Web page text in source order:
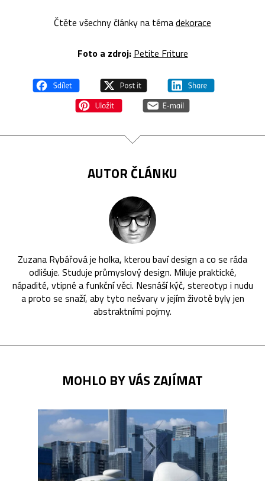
Čtěte všechny články na témadekorace
Foto a zdroj: Petite Friture
AUTOR ČLÁNKU
Zuzana Rybářová je holka, kterou baví design a co se ráda
odlišuje. Studuje průmyslový design. Miluje praktické,
nápadité, vtipné a funkční věci. Nesnáší kýč, stereotyp i nudu
a proto se snaží, aby tyto nešvary v jejím životě byly jen
abstraktními pojmy.
MOHLO BY VÁS ZAJÍMAT